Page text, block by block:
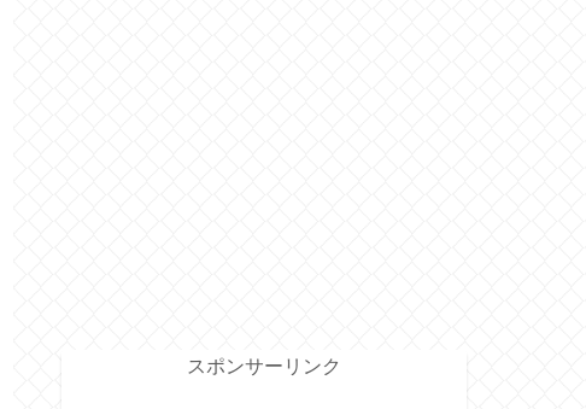
スポンサーリンク